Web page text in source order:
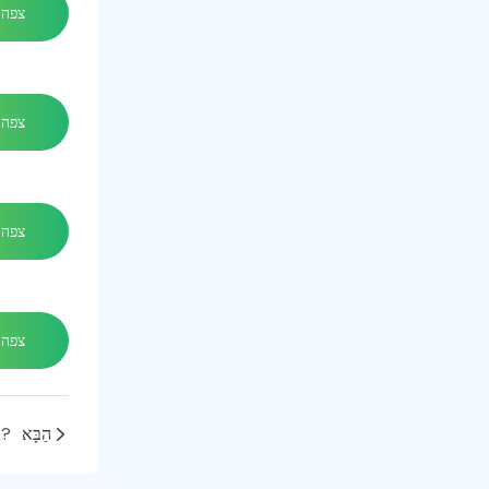
האם אתה מכיר אנודות פלטינה ומצופות פלטינה? הַבָּא